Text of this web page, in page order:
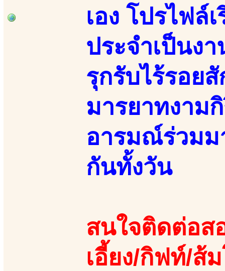
เอง โปรไฟล์
ประจำเป็นง
รุกรับไร้รอย
มารยาทงาม
อารมณ์ร่วมม
กันทั้งวัน
สนใจติดต่อส
เอี้ยง/กิฟท์/ส้